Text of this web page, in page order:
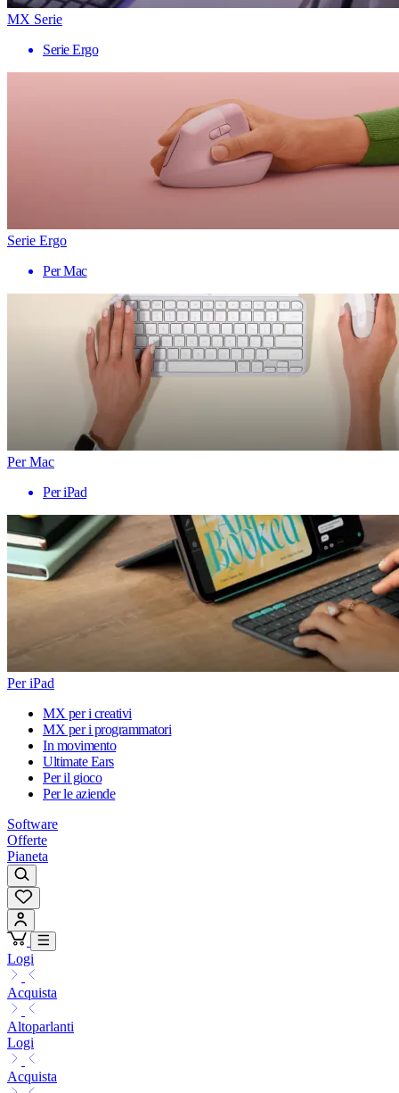
MX Serie
Serie Ergo
Serie Ergo
Per Mac
Per Mac
Per iPad
Per iPad
MX per i creativi
MX per i programmatori
In movimento
Ultimate Ears
Per il gioco
Per le aziende
Software
Offerte
Pianeta
Logi
Acquista
Altoparlanti
Logi
Acquista